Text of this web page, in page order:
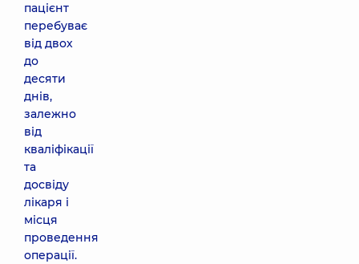
пацієнт
перебуває
від двох
до
десяти
днів,
залежно
від
кваліфікації
та
досвіду
лікаря і
місця
проведення
операції.